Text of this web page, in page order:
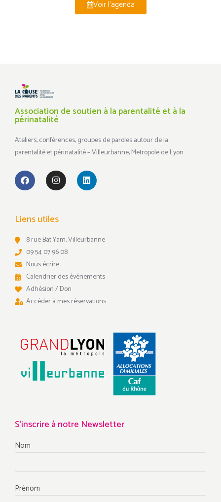
Voir l'agenda
Association de soutien à la parentalité et à la
périnatalité
Ateliers, conférences, groupes de paroles autour de la
parentalité et périnatalité – Villeurbanne, Metropole de Lyon.
Liens utiles
8 rue Bat Yam, Villeurbanne
09 54 07 96 08
Nous écrire
Calendrier des événements
Adhésion / Don
Accéder à mes réservations
S'inscrire à notre Newsletter
Nom
Prénom